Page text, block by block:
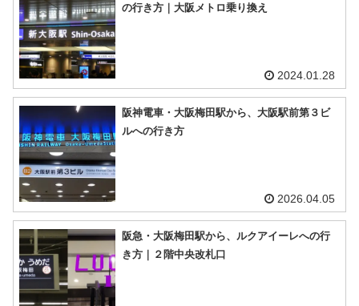
の行き方｜大阪メトロ乗り換え
2024.01.28
阪神電車・大阪梅田駅から、大阪駅前第３ビ
ルへの行き方
2026.04.05
阪急・大阪梅田駅から、ルクアイーレへの行
き方｜２階中央改札口